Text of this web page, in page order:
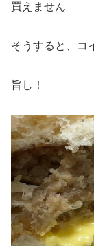
買えません
そうすると、コ
旨し！